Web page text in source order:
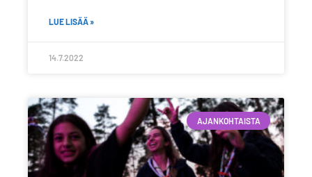
LUE LISÄÄ »
14.7.2022
AJANKOHTAISTA